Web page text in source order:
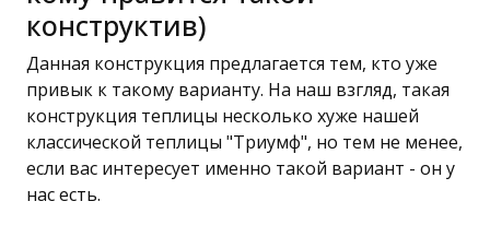
конструктив)
Данная конструкция предлагается тем, кто уже
привык к такому варианту. На наш взгляд, такая
конструкция теплицы несколько хуже нашей
классической теплицы "Триумф", но тем не менее,
если вас интересует именно такой вариант - он у
нас есть.